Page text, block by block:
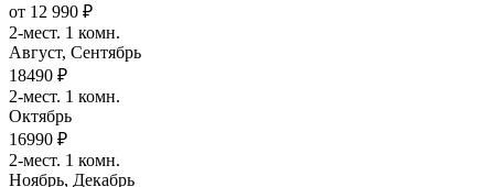
от 12 990 ₽
2-мест. 1 комн.
Август, Сентябрь
18490 ₽
2-мест. 1 комн.
Октябрь
16990 ₽
2-мест. 1 комн.
Ноябрь, Декабрь